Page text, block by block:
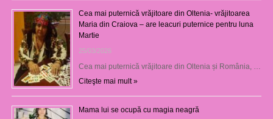
Cea mai puternică vrăjitoare din Oltenia- vrăjitoarea
Maria din Craiova – are leacuri puternice pentru luna
Martie
25/03/2026
Cea mai puternică vrăjitoare din Oltenia și România, …
Citeşte mai mult »
Mama lui se ocupă cu magia neagră